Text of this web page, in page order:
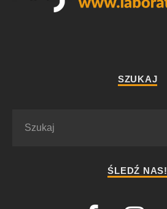
SZUKAJ
ŚLEDŹ NAS!